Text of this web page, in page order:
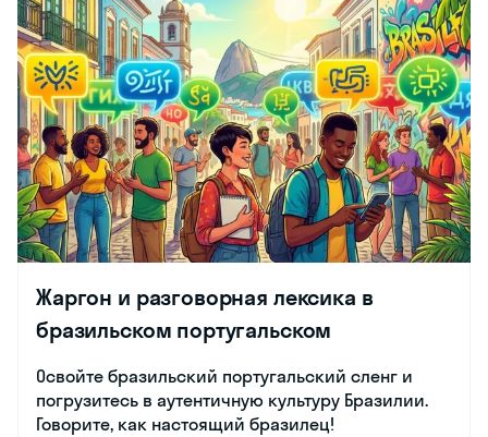
Жаргон и разговорная лексика в
бразильском португальском
Освойте бразильский португальский сленг и
погрузитесь в аутентичную культуру Бразилии.
Говорите, как настоящий бразилец!